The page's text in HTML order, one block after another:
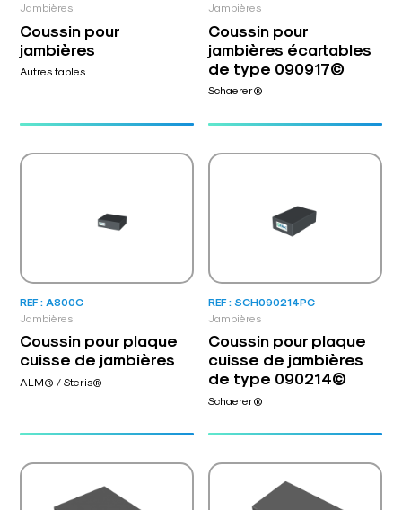
Jambières
Coussin pour
jambières
Autres tables
Jambières
Coussin pour
jambières écartables
de type 090917©
Schaerer®
Jambières
REF : A800C
Coussin pour plaque
cuisse de jambières
ALM® / Steris®
Jambières
REF : SCH090214PC
Coussin pour plaque
cuisse de jambières
de type 090214©
Schaerer®